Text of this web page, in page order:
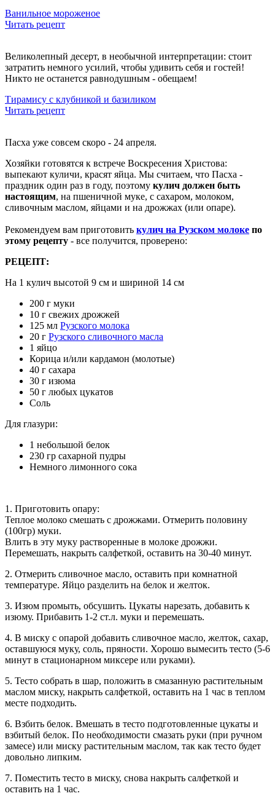
Ванильное мороженое
Читать рецепт
Великолепный десерт, в необычной интерпретации: стоит
затратить немного усилий, чтобы удивить себя и гостей!
Никто не останется равнодушным - обещаем!
Тирамису с клубникой и базиликом
Читать рецепт
Пасха уже совсем скоро - 24 апреля.
Хозяйки готовятся к встрече Воскресения Христова:
выпекают куличи, красят яйца. Мы считаем, что Пасха -
праздник один раз в году, поэтому кулич должен быть
настоящим, на пшеничной муке, с сахаром, молоком,
сливочным маслом, яйцами и на дрожжах (или опаре).
Рекомендуем вам приготовить кулич на Рузском молоке по
этому рецепту - все получится, проверено:
РЕЦЕПТ:
На 1 кулич высотой 9 см и шириной 14 см
200 г муки
10 г свежих дрожжей
125 мл Рузского молока
20 г Рузского сливочного масла
1 яйцо
Корица и/или кардамон (молотые)
40 г сахара
30 г изюма
50 г любых цукатов
Соль
Для глазури:
1 небольшой белок
230 гр сахарной пудры
Немного лимонного сока
1. Приготовить опару:
Теплое молоко смешать с дрожжами. Отмерить половину
(100гр) муки.
Влить в эту муку растворенные в молоке дрожжи.
Перемешать, накрыть салфеткой, оставить на 30-40 минут.
2. Отмерить сливочное масло, оставить при комнатной
температуре. Яйцо разделить на белок и желток.
3. Изюм промыть, обсушить. Цукаты нарезать, добавить к
изюму. Прибавить 1-2 ст.л. муки и перемешать.
4. В миску с опарой добавить сливочное масло, желток, сахар,
оставшуюся муку, соль, пряности. Хорошо вымесить тесто (5-6
минут в стационарном миксере или руками).
5. Тесто собрать в шар, положить в смазанную растительным
маслом миску, накрыть салфеткой, оставить на 1 час в теплом
месте подходить.
6. Взбить белок. Вмешать в тесто подготовленные цукаты и
взбитый белок. По необходимости смазать руки (при ручном
замесе) или миску растительным маслом, так как тесто будет
довольно липким.
7. Поместить тесто в миску, снова накрыть салфеткой и
оставить на 1 час.